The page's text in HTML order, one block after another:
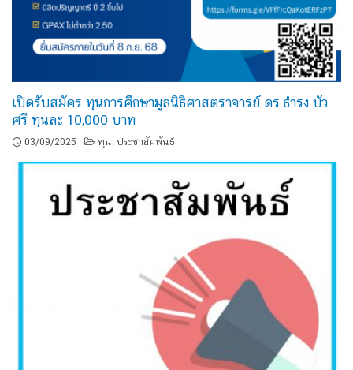
เปิดรับสมัคร ทุนการศึกษามูลนิธิศาสตราจารย์ ดร.ธำรง บัว
ศรี ทุนละ 10,000 บาท
03/09/2025 ทุน, ประชาสัมพันธ์